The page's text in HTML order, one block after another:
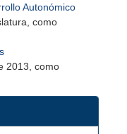
Autonómico
como
2013, como